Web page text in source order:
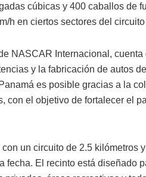
cúbicas y 400 caballos de
h en ciertos sectores del
NASCAR Internacional,
y la fabricación de autos
es posible gracias a la
con el objetivo de fortalecer el
un circuito de 2.5 kilómetros
fecha. El recinto está diseñado